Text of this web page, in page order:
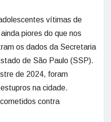
vítimas de
piores do que nos
os dados da Secretaria
de São Paulo (SSP).
de 2024, foram
na cidade.
contra